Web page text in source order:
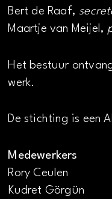
Bert de Raaf,
Maartje van Meijel,
Het bestuur
werk.
De stichting is een
Medewerkers
Rory Ceulen
Kudret Görgün